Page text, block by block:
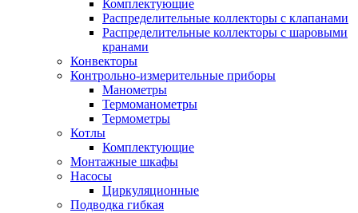
Комплектующие
Распределительные коллекторы с клапанами
Распределительные коллекторы с шаровыми
кранами
Конвекторы
Контрольно-измерительные приборы
Манометры
Термоманометры
Термометры
Котлы
Комплектующие
Монтажные шкафы
Насосы
Циркуляционные
Подводка гибкая